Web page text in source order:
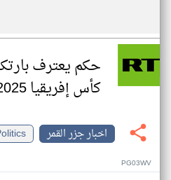
حكم يعترف
كأس إفريقيا 2025
اخبار جزر القمر
PG03WV